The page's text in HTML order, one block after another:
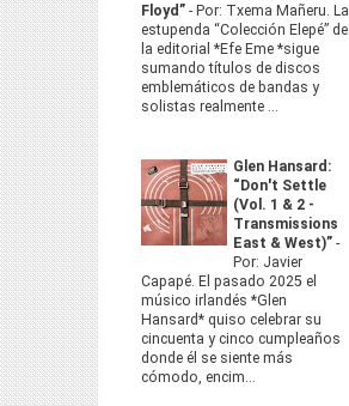
Floyd” - Por: Txema Mañeru. La
estupenda “Colección Elepé” de
la editorial *Efe Eme *sigue
sumando títulos de discos
emblemáticos de bandas y
solistas realmente ...
Glen Hansard:
“Don't Settle
(Vol. 1 & 2 -
Transmissions
East & West)” -
Por: Javier
Capapé. El pasado 2025 el
músico irlandés *Glen
Hansard* quiso celebrar su
cincuenta y cinco cumpleaños
donde él se siente más
cómodo, encim...